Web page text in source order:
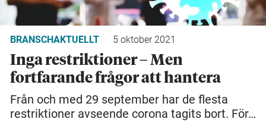
BRANSCHAKTUELLT 5 oktober 2021
Inga restriktioner – Men
fortfarande frågor att hantera
Från och med 29 september har de flesta
restriktioner avseende corona tagits bort. För…